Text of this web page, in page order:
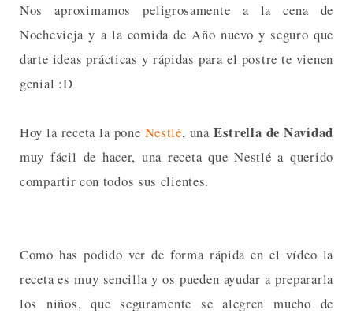
Nos aproximamos peligrosamente a la cena de
Nochevieja y a la comida de Año nuevo y seguro que
darte ideas prácticas y rápidas para el postre te vienen
genial :D
Hoy la receta la pone Nestlé, una Estrella de Navidad
muy fácil de hacer, una receta que Nestlé a querido
compartir con todos sus clientes.
Como has podido ver de forma rápida en el vídeo la
receta es muy sencilla y os pueden ayudar a prepararla
los niños, que seguramente se alegren mucho de